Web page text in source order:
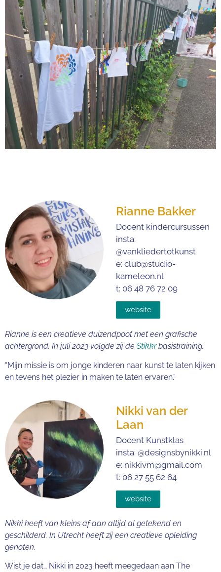
Rianne Bakker
Docent kindercursussen
insta:
@vankliedertotkunst
e: club@studio-
kameleon.nl
t: 06 48 76 72 09
website
Rianne is een creatieve duizendpoot met een grafische
achtergrond. In juli 2023 volgde zij de Stikkrbasistraining.
“Mijn missie is om jonge kinderen naar kunst te laten kijken
en tevens het plezier in maken te laten ervaren.”
Nikki van der
Laan
Docent Kunstklas
insta: @designsbynikki.nl
e: nikkivm@gmail.com
t: 06 27 55 62 64
website
Nikki heeft van kleins af aan altijd al getekend en
geschilderd. In Utrecht heeft zij een creatieve opleiding
genoten.
Wist je dat… Nikki in 2023 heeft meegedaan aan The